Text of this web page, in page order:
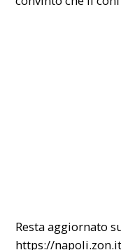
Resta aggiornato
https://